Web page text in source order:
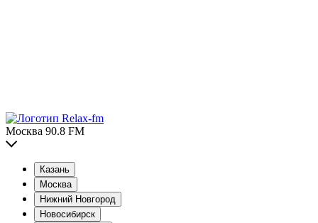
Москва 90.8 FM
Казань
Москва
Нижний Новгород
Новосибирск